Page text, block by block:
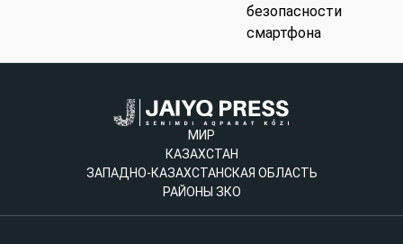
безопасности
смартфона
МИР
КАЗАХСТАН
ЗАПАДНО-КАЗАХСТАНСКАЯ ОБЛАСТЬ
РАЙОНЫ ЗКО